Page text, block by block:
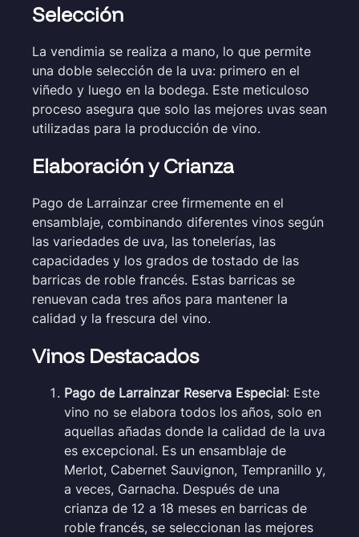
Selección
La vendimia se realiza a mano, lo que permite
una doble selección de la uva: primero en el
viñedo y luego en la bodega. Este meticuloso
proceso asegura que solo las mejores uvas sean
utilizadas para la producción de vino.
Elaboración y Crianza
Pago de Larrainzar cree firmemente en el
ensamblaje, combinando diferentes vinos según
las variedades de uva, las tonelerías, las
capacidades y los grados de tostado de las
barricas de roble francés. Estas barricas se
renuevan cada tres años para mantener la
calidad y la frescura del vino.
Vinos Destacados
Pago de Larrainzar Reserva Especial: Este
vino no se elabora todos los años, solo en
aquellas añadas donde la calidad de la uva
es excepcional. Es un ensamblaje de
Merlot, Cabernet Sauvignon, Tempranillo y,
a veces, Garnacha. Después de una
crianza de 12 a 18 meses en barricas de
roble francés, se seleccionan las mejores